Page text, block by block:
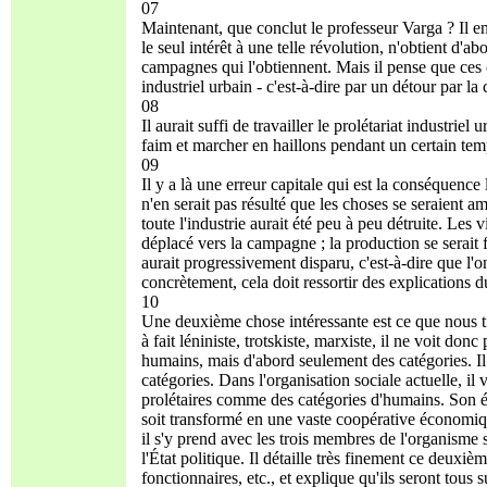
07
Maintenant, que conclut le professeur Varga ? Il
le seul intérêt à une telle révolution, n'obtient
campagnes qui l'obtiennent. Mais il pense que
industriel urbain - c'est-à-dire par un détour par la
08
Il aurait suffi de travailler le prolétariat industriel
faim et marcher en haillons pendant un certain
09
Il y a là une erreur capitale qui est la
n'en serait pas résulté que les choses se seraient
toute l'industrie aurait été peu à peu détruite. Les
déplacé vers la campagne ; la production se
aurait progressivement disparu, c'est-à-dire que
concrètement, cela doit ressortir des explications
10
Une deuxième chose intéressante est ce que
à fait léniniste, trotskiste, marxiste, il ne voit donc
humains, mais d'abord seulement des catégories.
catégories. Dans l'organisation sociale actuelle, il
prolétaires comme des catégories d'humains.
soit transformé en une vaste coopérative
il s'y prend avec les trois membres de
l'État politique. Il détaille très finement ce
fonctionnaires, etc., et explique qu'ils seront tous